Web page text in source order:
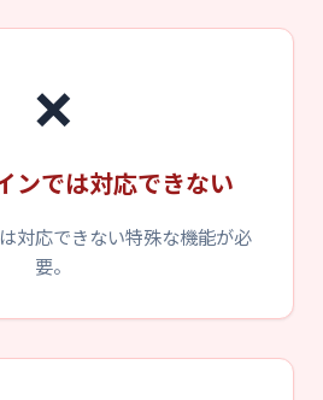
❌
ンでは対応できない
対応できない特殊な機能が必
要。